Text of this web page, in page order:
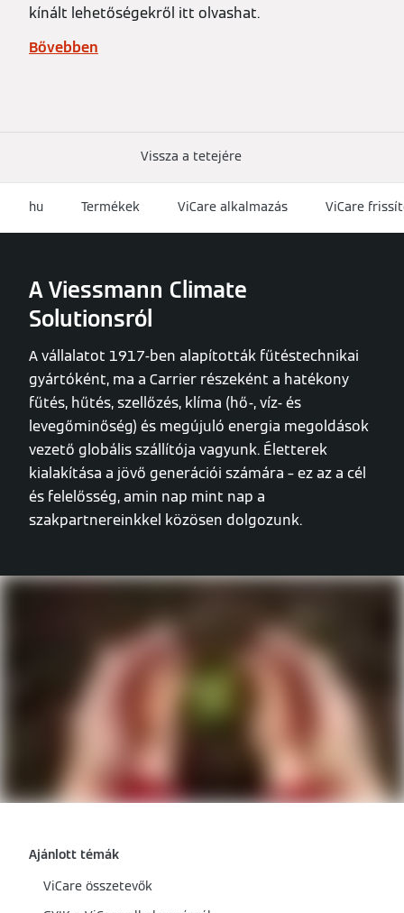
kínált lehetőségekről itt olvashat.
Bővebben
Vissza a tetejére
hu Termékek ViCare alkalmazás ViCare
A Viessmann Climate
Solutionsról
A vállalatot 1917-ben alapították fűtéstechnikai
gyártóként, ma a Carrier részeként a hatékony
fűtés, hűtés, szellőzés, klíma (hő-, víz- és
levegőminőség) és megújuló energia megoldások
vezető globális szállítója vagyunk. Életterek
kialakítása a jövő generációi számára – ez az a cél
és felelősség, amin nap mint nap a
szakpartnereinkkel közösen dolgozunk.
Ajánlott témák
ViCare összetevők